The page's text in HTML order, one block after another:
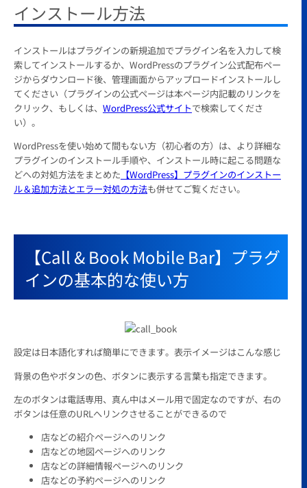
インストール方法
インストールはプラグインの新規追加でプラグイン名を入力して検
索してインストールするか、WordPressのプラグイン公式配布ペー
ジからダウンロード後、管理画面からアップロードインストールし
てください（プラグインの公式ページは本ページ内記載のリンクを
クリック、もしくは、 WordPress公式サイトで検索してくださ
い）。
WordPressを使い始めて間もない方（初心者の方）は、より詳細な
プラグインのインストール手順や、インストール時に起こる問題な
どへの対処方法をまとめた 【WordPress】プラグインのインストー
ル＆追加方法とエラー対処の方法も併せてご覧ください。
【Call & Book Mobile Bar】プラグ
インの基本的な使い方
設定は日本語化すれば簡単にできます。表示イメージはこんな感じ
背景の色やボタンの色、ボタンに表示する言葉も指定できます。
左のボタンは電話専用、真ん中はメール用で固定なのですが、右の
ボタンは任意のURLへリンクさせることができるので
店などの紹介ページへのリンク
店などの地図ページへのリンク
店などの詳細情報ページへのリンク
店などの予約ページへのリンク